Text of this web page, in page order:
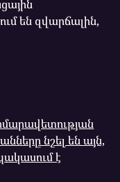
են զվարճալին,
նշել են այն,
է